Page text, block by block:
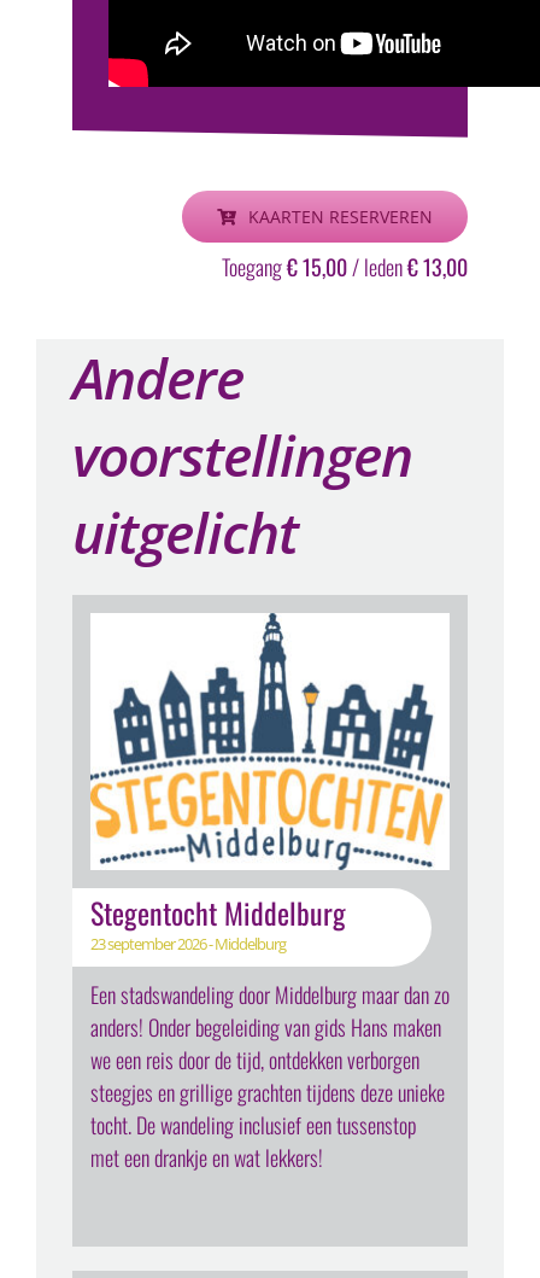
KAARTEN RESERVEREN
Toegang€ 15,00/ leden€ 13,00
Andere
voorstellingen
uitgelicht
Stegentocht Middelburg
23 september 2026 - Middelburg
Een stadswandeling door Middelburg maar dan zo
anders! Onder begeleiding van gids Hans maken
we een reis door de tijd, ontdekken verborgen
steegjes en grillige grachten tijdens deze unieke
tocht. De wandeling inclusief een tussenstop
met een drankje en wat lekkers!